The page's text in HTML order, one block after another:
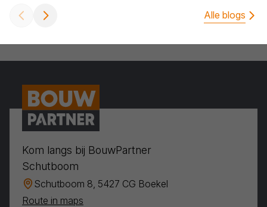
Alle blogs
Kom langs bij BouwPartner
Schutboom
Schutboom 8, 5427 CG Boekel
Route in maps